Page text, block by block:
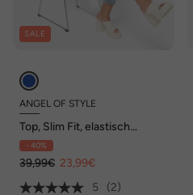
SALE
ANGEL OF STYLE
Top, Slim Fit, elastisch
gesmokt, Halbarm, Volant
- 40%
39,99€ 23,99€
5
(2)